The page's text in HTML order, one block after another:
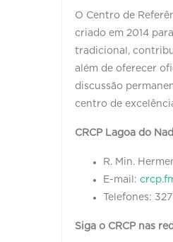
O Centro de
criado em 2014
tradicional,
além de oferecer
discussão
centro de
CRCP Lagoa do
R. Min.
E-mail:
Telefones:
Siga o CRCP nas